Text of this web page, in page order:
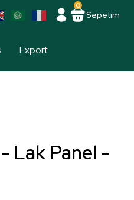
Sepetim
0
Export
Lak Panel -